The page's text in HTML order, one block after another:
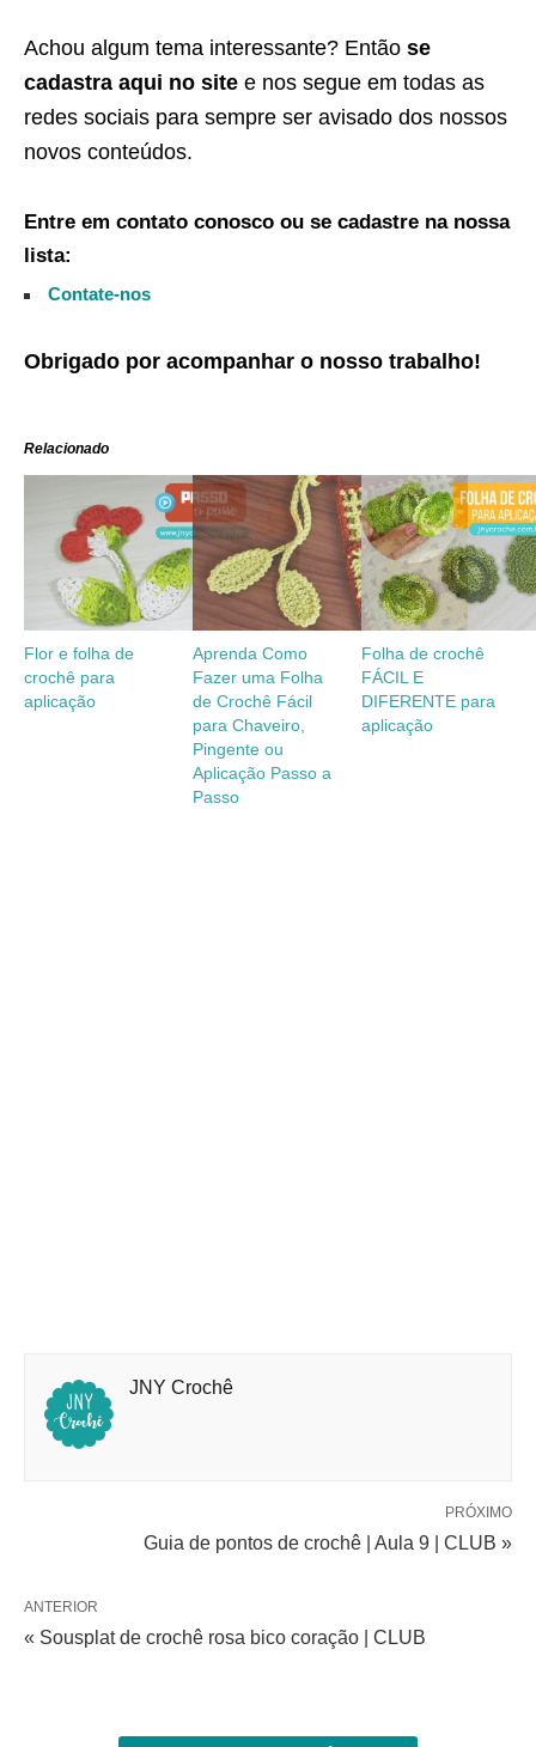
Achou algum tema interessante? Então se
cadastra aqui no site e nos segue em todas as
redes sociais para sempre ser avisado dos nossos
novos conteúdos.
Entre em contato conosco ou se cadastre na nossa
lista:
Contate-nos
Obrigado por acompanhar o nosso trabalho!
Relacionado
Flor e folha de
crochê para
aplicação
Aprenda Como
Fazer uma Folha
de Crochê Fácil
para Chaveiro,
Pingente ou
Aplicação Passo a
Passo
Folha de crochê
FÁCIL E
DIFERENTE para
aplicação
JNY Crochê
PRÓXIMO
Guia de pontos de crochê | Aula 9 | CLUB »
ANTERIOR
« Sousplat de crochê rosa bico coração | CLUB